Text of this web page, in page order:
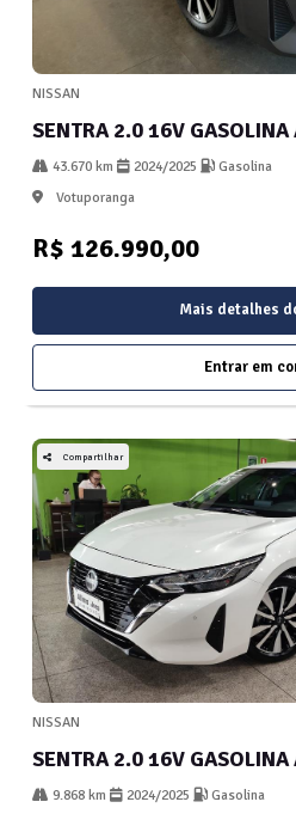
NISSAN
SENTRA 2.0 16V
43.670 km 2024/2025
Gasolina
Votuporanga
R$ 126.990,00
Mais detalhes
Entrar em
Compartilhar
NISSAN
SENTRA 2.0 16V
9.868 km 2024/2025
Gasolina